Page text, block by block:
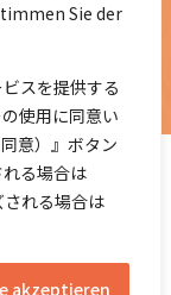
Sie der
スを提供する
使用に同意い
意）』ボタン
る場合は
れる場合は
akzeptieren